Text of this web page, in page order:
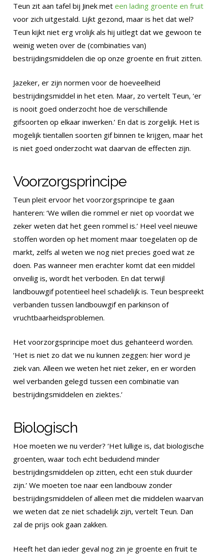
Teun zit aan tafel bij Jinek met een lading groente en fruit
voor zich uitgestald. Lijkt gezond, maar is het dat wel?
Teun kijkt niet erg vrolijk als hij uitlegt dat we gewoon te
weinig weten over de (combinaties van)
bestrijdingsmiddelen die op onze groente en fruit zitten.
Jazeker, er zijn normen voor de hoeveelheid
bestrijdingsmiddel in het eten. Maar, zo vertelt Teun, ‘er
is nooit goed onderzocht hoe de verschillende
gifsoorten op elkaar inwerken.’ En dat is zorgelijk. Het is
mogelijk tientallen soorten gif binnen te krijgen, maar het
is niet goed onderzocht wat daarvan de effecten zijn.
Voorzorgsprincipe
Teun pleit ervoor het voorzorgsprincipe te gaan
hanteren: ‘We willen die rommel er niet op voordat we
zeker weten dat het geen rommel is.’ Heel veel nieuwe
stoffen worden op het moment maar toegelaten op de
markt, zelfs al weten we nog niet precies goed wat ze
doen. Pas wanneer men erachter komt dat een middel
onveilig is, wordt het verboden. En dat terwijl
landbouwgif potentieel heel schadelijk is. Teun bespreekt
verbanden tussen landbouwgif en parkinson of
vruchtbaarheidsproblemen.
Het voorzorgsprincipe moet dus gehanteerd worden.
‘Het is niet zo dat we nu kunnen zeggen: hier word je
ziek van. Alleen we weten het niet zeker, en er worden
wel verbanden gelegd tussen een combinatie van
bestrijdingsmiddelen en ziektes.’
Biologisch
Hoe moeten we nu verder? ‘Het lullige is, dat biologische
groenten, waar toch echt beduidend minder
bestrijdingsmiddelen op zitten, echt een stuk duurder
zijn.’ We moeten toe naar een landbouw zonder
bestrijdingsmiddelen of alleen met die middelen waarvan
we weten dat ze niet schadelijk zijn, vertelt Teun. Dan
zal de prijs ook gaan zakken.
Heeft het dan ieder geval nog zin je groente en fruit te